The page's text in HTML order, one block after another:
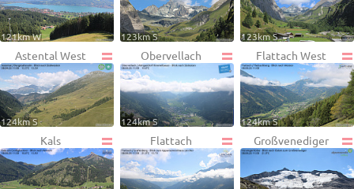
121km W 123km S 123km S
Astental West
124km S
Obervellach
124km S
Flattach West
124km S
Kals Flattach Großvenediger